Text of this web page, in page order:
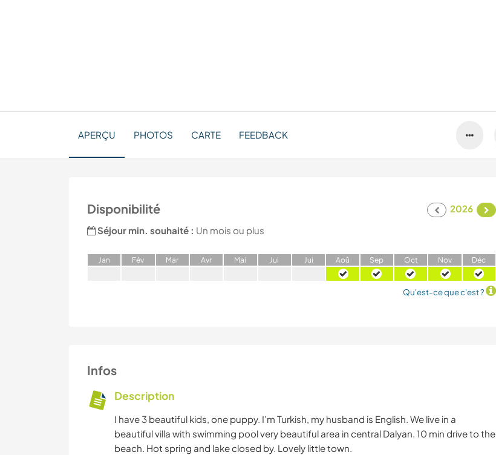
APERÇU PHOTOS CARTE FEEDBACK
Disponibilité
2026
Séjour min. souhaité : Un mois ou plus
Jan Fév Mar Avr Mai Jui Jui Aoû Sep Oct Nov Déc
Qu'est-ce que c'est ?
Infos
Description
I have 3 beautiful kids, one puppy. I’m Turkish, my husband is English. We live in a
beautiful villa with swimming pool very beautiful area in central Dalyan. 10 min drive to the
beach. Hot spring and lake closed by. Lovely little town.